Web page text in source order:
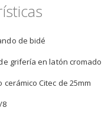
de bidé
grifería en latón cromado
cerámico Citec de 25mm
8